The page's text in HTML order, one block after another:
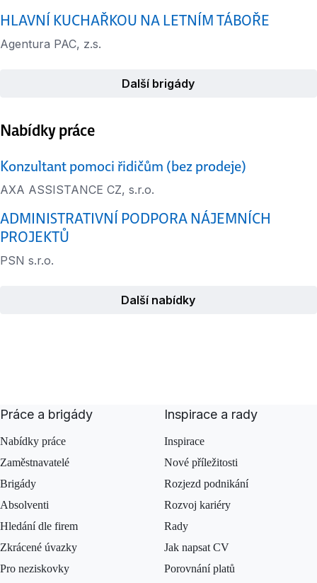
HLAVNÍ KUCHAŘKOU NA LETNÍM TÁBOŘE
Agentura PAC, z.s.
Další brigády
Nabídky práce
Konzultant pomoci řidičům (bez prodeje)
AXA ASSISTANCE CZ, s.r.o.
ADMINISTRATIVNÍ PODPORA NÁJEMNÍCH
PROJEKTŮ
PSN s.r.o.
Další nabídky
Práce a brigády
Nabídky práce
Zaměstnavatelé
Brigády
Absolventi
Hledání dle firem
Zkrácené úvazky
Pro neziskovky
Inspirace a rady
Inspirace
Nové příležitosti
Rozjezd podnikání
Rozvoj kariéry
Rady
Jak napsat CV
Porovnání platů